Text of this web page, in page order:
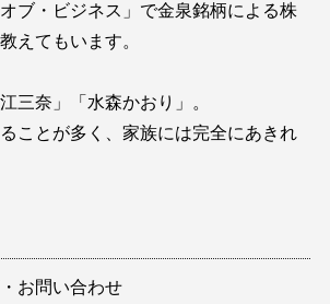
オブ・ビジネス」で金泉銘柄による株
えてもいます。
三奈」「水森かおり」。
ことが多く、家族には完全にあきれ
お問い合わせ